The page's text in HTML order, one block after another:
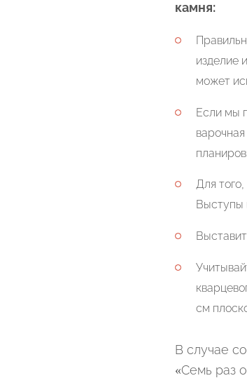
камня:
изделие
может
Если мы
Для
Выступы
см
В случае
«Семь раз